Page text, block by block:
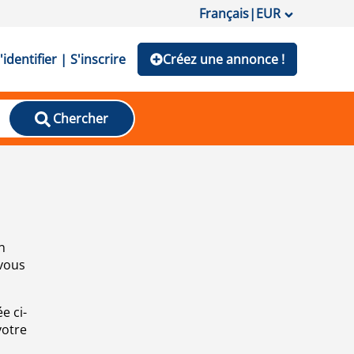
Français|EUR
| S'inscrire Créez une annonce !
Chercher
ci-